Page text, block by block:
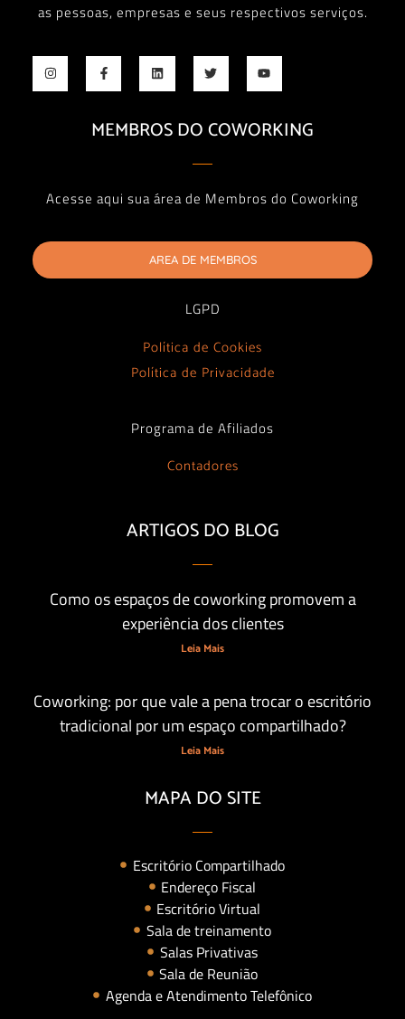
as pessoas, empresas e seus respectivos serviços.
MEMBROS DO COWORKING
Acesse aqui sua área de Membros do Coworking
AREA DE MEMBROS
LGPD
Política de Cookies
Política de Privacidade
Programa de Afiliados
Contadores
ARTIGOS DO BLOG
Como os espaços de coworking promovem a
experiência dos clientes
Leia Mais
Coworking: por que vale a pena trocar o escritório
tradicional por um espaço compartilhado?
Leia Mais
MAPA DO SITE
Escritório Compartilhado
Endereço Fiscal
Escritório Virtual
Sala de treinamento
Salas Privativas
Sala de Reunião
Agenda e Atendimento Telefônico